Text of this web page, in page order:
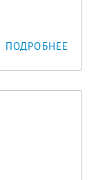
ПОДРОБНЕЕ